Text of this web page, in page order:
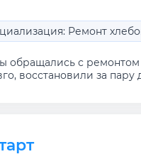
Ремонт
обращались с ремонтом
восстановили за пару